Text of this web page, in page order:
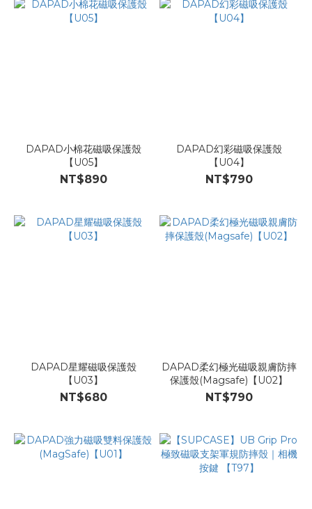
DAPAD小棉花磁吸保護殼
【U05】
NT$890
DAPAD幻彩磁吸保護殼
【U04】
NT$790
DAPAD星耀磁吸保護殼
【U03】
NT$680
DAPAD柔幻極光磁吸親膚防摔
保護殼(Magsafe)【U02】
NT$790